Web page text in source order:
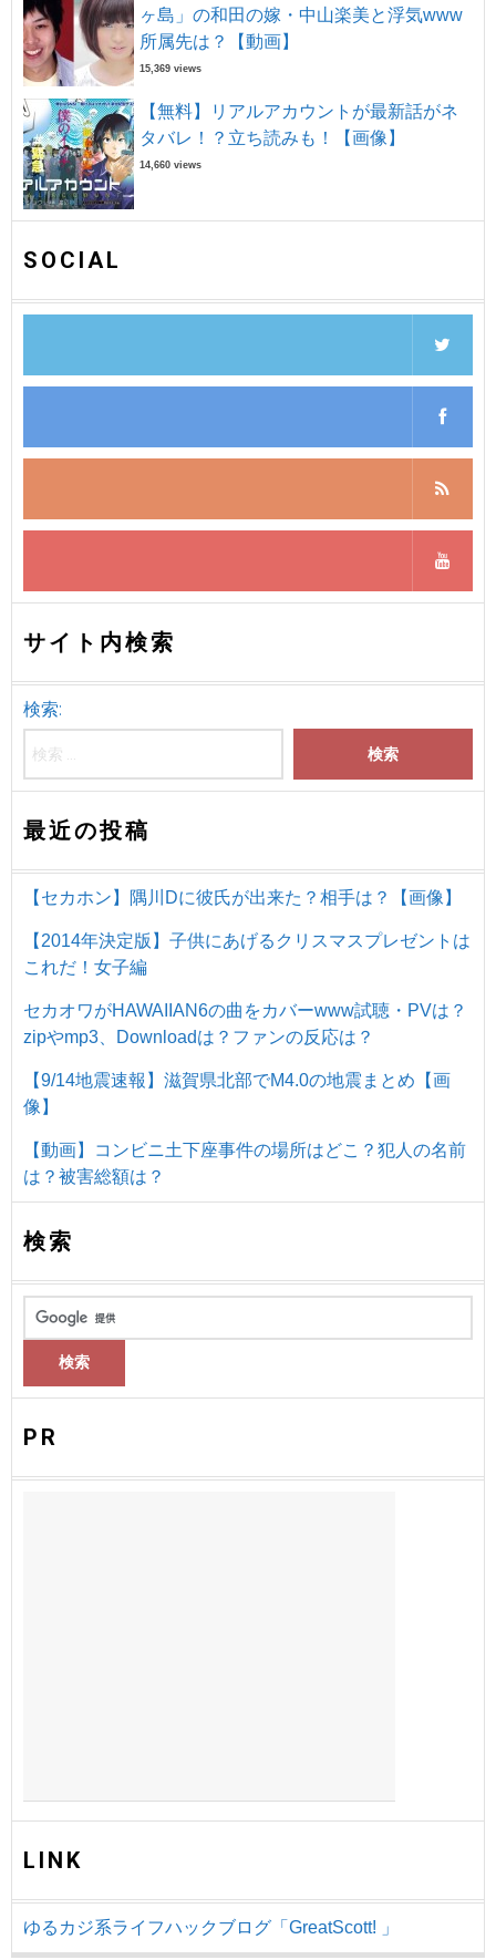
ヶ島」の和田の嫁・中山楽美と浮気www
所属先は？【動画】
15,369 views
【無料】リアルアカウントが最新話がネ
タバレ！？立ち読みも！【画像】
14,660 views
SOCIAL
サイト内検索
検索:
最近の投稿
【セカホン】隅川Dに彼氏が出来た？相手は？【画像】
【2014年決定版】子供にあげるクリスマスプレゼントは
これだ！女子編
セカオワがHAWAIIAN6の曲をカバーwww試聴・PVは？
zipやmp3、Downloadは？ファンの反応は？
【9/14地震速報】滋賀県北部でM4.0の地震まとめ【画
像】
【動画】コンビニ土下座事件の場所はどこ？犯人の名前
は？被害総額は？
検索
PR
LINK
ゆるカジ系ライフハックブログ「GreatScott! 」